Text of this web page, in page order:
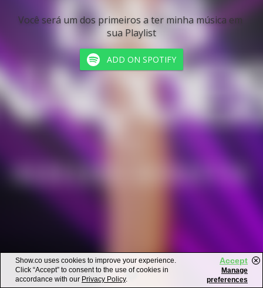
Você será um dos primeiros a ter minha música em
sua Playlist
ADD ON SPOTIFY
Show.co uses cookies to improve your experience.
Click “Accept” to consent to the use of cookies in
accordance with our Privacy Policy.
Accept
Manage
preferences